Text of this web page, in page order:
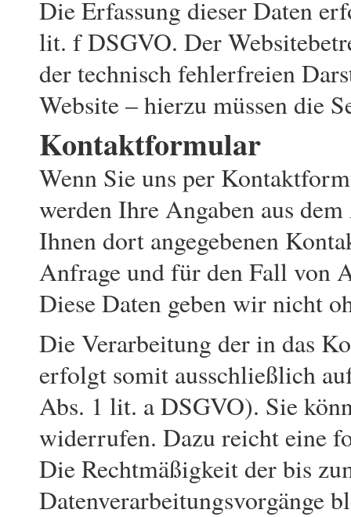
Die Erfassung dieser Daten
lit. f DSGVO. Der
der technisch fehlerfreien
Website – hierzu müssen die
Kontaktformular
Wenn Sie uns per
werden Ihre Angaben aus
Ihnen dort angegebenen
Anfrage und für den Fall von
Diese Daten geben wir nicht
Die Verarbeitung der in das
erfolgt somit ausschließlich
Abs. 1 lit. a DSGVO). Sie
widerrufen. Dazu reicht eine
Die Rechtmäßigkeit der bis
Datenverarbeitungsvorgänge